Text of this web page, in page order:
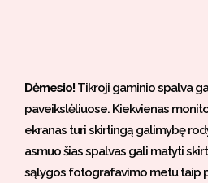
Dėmesio! Tikroji gaminio spalva
paveikslėliuose. Kiekvienas
ekranas turi skirtingą galimybę
asmuo šias spalvas gali matyti
sąlygos fotografavimo metu taip